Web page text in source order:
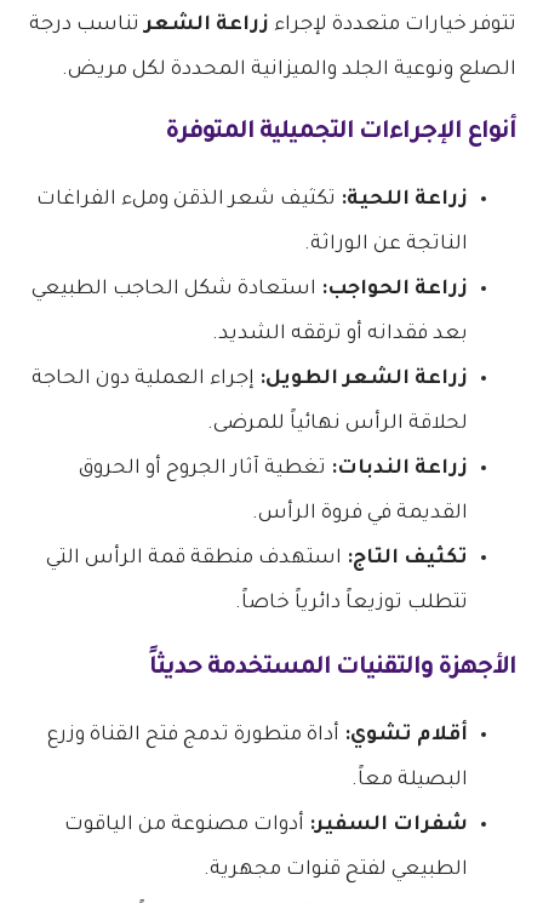
تتوفر خيارات متعددة لإجراء زراعة الشعرتناسب درجة
الصلع ونوعية الجلد والميزانية المحددة لكل مريض.
أنواع الإجراءات التجميلية المتوفرة
زراعة اللحية: تكثيف شعر الذقن وملء الفراغات
الناتجة عن الوراثة.
زراعة الحواجب: استعادة شكل الحاجب الطبيعي
بعد فقدانه أو ترققه الشديد.
زراعة الشعر الطويل: إجراء العملية دون الحاجة
لحلاقة الرأس نهائياً للمرضى.
زراعة الندبات: تغطية آثار الجروح أو الحروق
القديمة في فروة الرأس.
تكثيف التاج: استهدف منطقة قمة الرأس التي
تتطلب توزيعاً دائرياً خاصاً.
الأجهزة والتقنيات المستخدمة حديثاً
أقلام تشوي: أداة متطورة تدمج فتح القناة وزرع
البصيلة معاً.
شفرات السفير: أدوات مصنوعة من الياقوت
الطبيعي لفتح قنوات مجهرية.